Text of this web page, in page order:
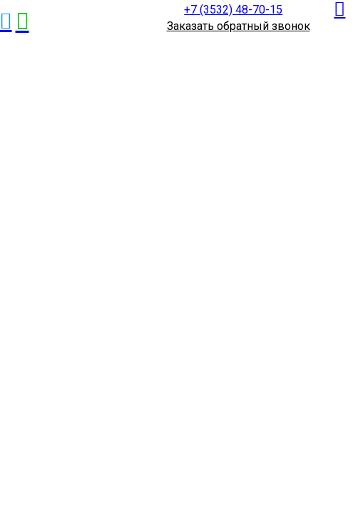
+7 (3532) 48-70-15
Заказать обратный звонок